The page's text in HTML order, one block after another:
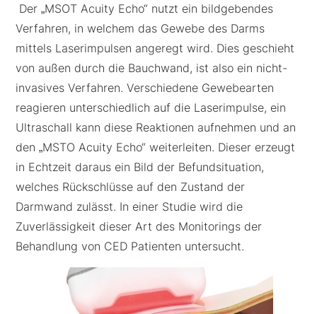
Der „MSOT Acuity Echo“ nutzt ein bildgebendes
Verfahren, in welchem das Gewebe des Darms
mittels Laserimpulsen angeregt wird. Dies geschieht
von außen durch die Bauchwand, ist also ein nicht-
invasives Verfahren. Verschiedene Gewebearten
reagieren unterschiedlich auf die Laserimpulse, ein
Ultraschall kann diese Reaktionen aufnehmen und an
den „MSTO Acuity Echo“ weiterleiten. Dieser erzeugt
in Echtzeit daraus ein Bild der Befundsituation,
welches Rückschlüsse auf den Zustand der
Darmwand zulässt. In einer Studie wird die
Zuverlässigkeit dieser Art des Monitorings der
Behandlung von CED Patienten untersucht.